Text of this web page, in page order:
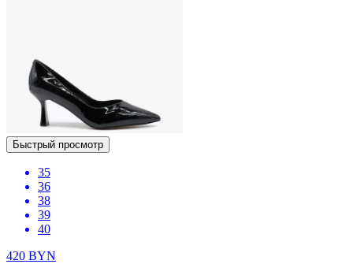
Быстрый просмотр
35
36
38
39
40
420 BYN